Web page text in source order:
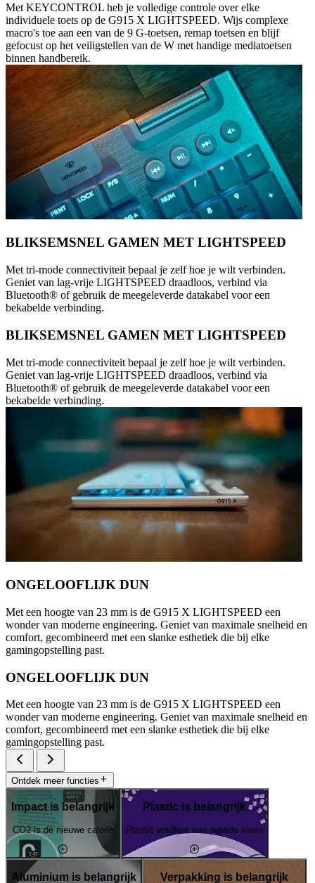
Met KEYCONTROL heb je volledige controle over elke
individuele toets op de G915 X LIGHTSPEED. Wijs complexe
macro's toe aan een van de 9 G-toetsen, remap toetsen en blijf
gefocust op het veiligstellen van de W met handige mediatoetsen
binnen handbereik.
BLIKSEMSNEL GAMEN MET LIGHTSPEED
Met tri-mode connectiviteit bepaal je zelf hoe je wilt verbinden.
Geniet van lag-vrije LIGHTSPEED draadloos, verbind via
Bluetooth® of gebruik de meegeleverde datakabel voor een
bekabelde verbinding.
BLIKSEMSNEL GAMEN MET LIGHTSPEED
Met tri-mode connectiviteit bepaal je zelf hoe je wilt verbinden.
Geniet van lag-vrije LIGHTSPEED draadloos, verbind via
Bluetooth® of gebruik de meegeleverde datakabel voor een
bekabelde verbinding.
ONGELOOFLIJK DUN
Met een hoogte van 23 mm is de G915 X LIGHTSPEED een
wonder van moderne engineering. Geniet van maximale snelheid en
comfort, gecombineerd met een slanke esthetiek die bij elke
gamingopstelling past.
ONGELOOFLIJK DUN
Met een hoogte van 23 mm is de G915 X LIGHTSPEED een
wonder van moderne engineering. Geniet van maximale snelheid en
comfort, gecombineerd met een slanke esthetiek die bij elke
gamingopstelling past.
Ontdek meer functies
Impact is belangrijk
CO2 is de nieuwe calorie
Plastic is belangrijk
Plastic verdient een tweede leven
Aluminium is belangrijk Verpakking is belangrijk